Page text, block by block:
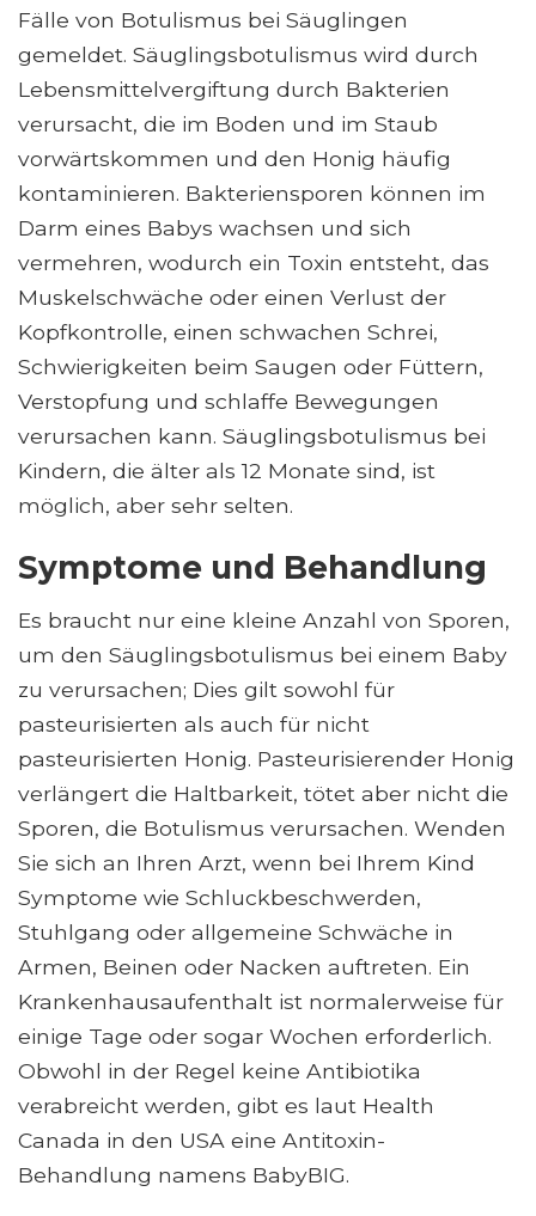
Fälle von Botulismus bei Säuglingen
gemeldet. Säuglingsbotulismus wird durch
Lebensmittelvergiftung durch Bakterien
verursacht, die im Boden und im Staub
vorwärtskommen und den Honig häufig
kontaminieren. Bakteriensporen können im
Darm eines Babys wachsen und sich
vermehren, wodurch ein Toxin entsteht, das
Muskelschwäche oder einen Verlust der
Kopfkontrolle, einen schwachen Schrei,
Schwierigkeiten beim Saugen oder Füttern,
Verstopfung und schlaffe Bewegungen
verursachen kann. Säuglingsbotulismus bei
Kindern, die älter als 12 Monate sind, ist
möglich, aber sehr selten.
Symptome und Behandlung
Es braucht nur eine kleine Anzahl von Sporen,
um den Säuglingsbotulismus bei einem Baby
zu verursachen; Dies gilt sowohl für
pasteurisierten als auch für nicht
pasteurisierten Honig. Pasteurisierender Honig
verlängert die Haltbarkeit, tötet aber nicht die
Sporen, die Botulismus verursachen. Wenden
Sie sich an Ihren Arzt, wenn bei Ihrem Kind
Symptome wie Schluckbeschwerden,
Stuhlgang oder allgemeine Schwäche in
Armen, Beinen oder Nacken auftreten. Ein
Krankenhausaufenthalt ist normalerweise für
einige Tage oder sogar Wochen erforderlich.
Obwohl in der Regel keine Antibiotika
verabreicht werden, gibt es laut Health
Canada in den USA eine Antitoxin-
Behandlung namens BabyBIG.